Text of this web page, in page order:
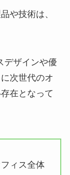
や技術は、
デザインや優
次世代のオ
在となって
ィス全体